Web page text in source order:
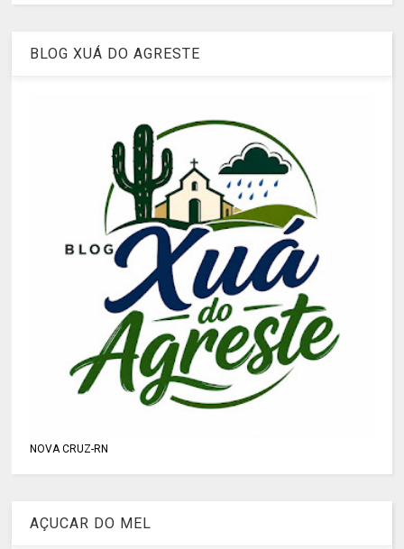
BLOG XUÁ DO AGRESTE
NOVA CRUZ-RN
AÇUCAR DO MEL